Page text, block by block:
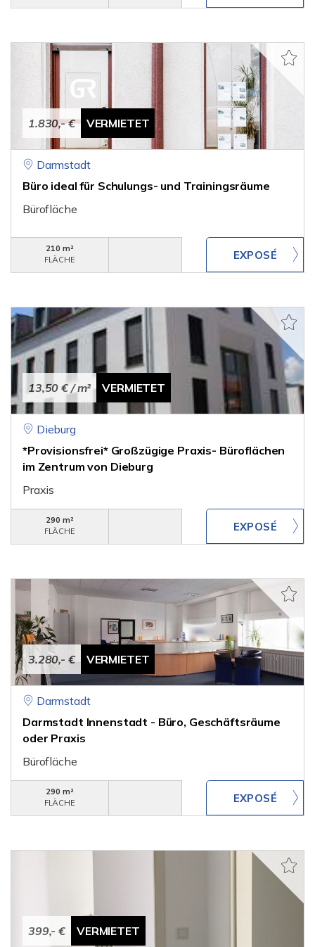
1.830,- € VERMIETET
Darmstadt
Büro ideal für Schulungs- und Trainingsräume
Bürofläche
210 m²
FLÄCHE
13,50 €/ m² VERMIETET
Dieburg
*Provisionsfrei* Großzügige Praxis- Büroflächen
im Zentrum von Dieburg
Praxis
290 m²
FLÄCHE
3.280,- € VERMIETET
Darmstadt
Darmstadt Innenstadt - Büro, Geschäftsräume
oder Praxis
Bürofläche
290 m²
FLÄCHE
399,- € VERMIETET